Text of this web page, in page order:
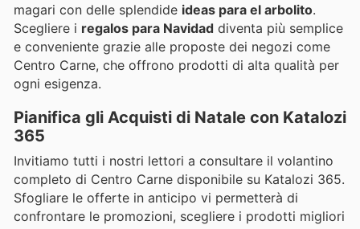
magari con delle splendide ideas para el arbolito.
Scegliere i regalos para Navidad diventa più semplice
e conveniente grazie alle proposte dei negozi come
Centro Carne, che offrono prodotti di alta qualità per
ogni esigenza.
Pianifica gli Acquisti di Natale con Katalozi
365
Invitiamo tutti i nostri lettori a consultare il volantino
completo di Centro Carne disponibile su Katalozi 365.
Sfogliare le offerte in anticipo vi permetterà di
confrontare le promozioni, scegliere i prodotti migliori